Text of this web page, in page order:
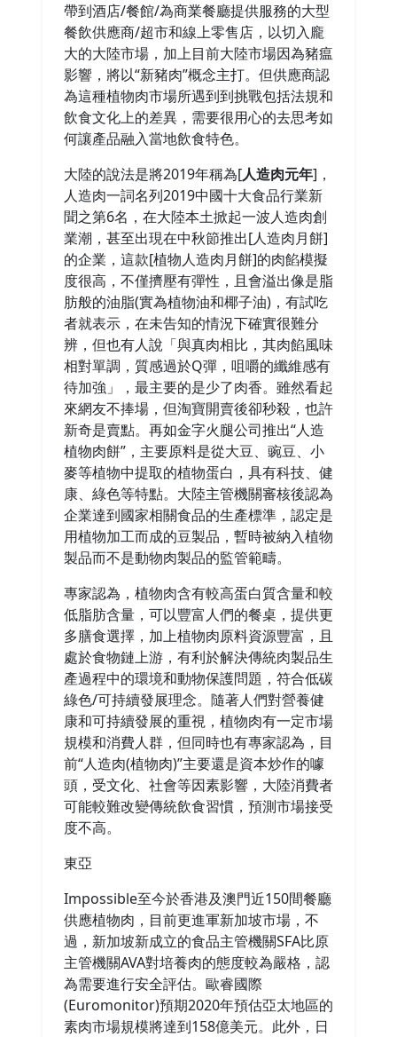
帶到酒店/餐館/為商業餐廳提供服務的大型
餐飲供應商/超市和線上零售店，以切入龐
大的大陸市場，加上目前大陸市場因為豬瘟
影響，將以“新豬肉”概念主打。但供應商認
為這種植物肉市場所遇到到挑戰包括法規和
飲食文化上的差異，需要很用心的去思考如
何讓產品融入當地飲食特色。
大陸的說法是將2019年稱為[人造肉元年]，
人造肉一詞名列2019中國十大食品行業新
聞之第6名，在大陸本土掀起一波人造肉創
業潮，甚至出現在中秋節推出[人造肉月餅]
的企業，這款[植物人造肉月餅]的肉餡模擬
度很高，不僅擠壓有彈性，且會溢出像是脂
肪般的油脂(實為植物油和椰子油)，有試吃
者就表示，在未告知的情況下確實很難分
辨，但也有人說「與真肉相比，其肉餡風味
相對單調，質感過於Q彈，咀嚼的纖維感有
待加強」，最主要的是少了肉香。雖然看起
來網友不捧場，但淘寶開賣後卻秒殺，也許
新奇是賣點。再如金字火腿公司推出“人造
植物肉餅”，主要原料是從大豆、豌豆、小
麥等植物中提取的植物蛋白，具有科技、健
康、綠色等特點。大陸主管機關審核後認為
企業達到國家相關食品的生產標準，認定是
用植物加工而成的豆製品，暫時被納入植物
製品而不是動物肉製品的監管範疇。
專家認為，植物肉含有較高蛋白質含量和較
低脂肪含量，可以豐富人們的餐桌，提供更
多膳食選擇，加上植物肉原料資源豐富，且
處於食物鏈上游，有利於解決傳統肉製品生
產過程中的環境和動物保護問題，符合低碳
綠色/可持續發展理念。隨著人們對營養健
康和可持續發展的重視，植物肉有一定市場
規模和消費人群，但同時也有專家認為，目
前“人造肉(植物肉)”主要還是資本炒作的噱
頭，受文化、社會等因素影響，大陸消費者
可能較難改變傳統飲食習慣，預測市場接受
度不高。
東亞
Impossible至今於香港及澳門近150間餐廳
供應植物肉，目前更進軍新加坡市場，不
過，新加坡新成立的食品主管機關SFA比原
主管機關AVA對培養肉的態度較為嚴格，認
為需要進行安全評估。歐睿國際
(Euromonitor)預期2020年預估亞太地區的
素肉市場規模將達到158億美元。此外，日